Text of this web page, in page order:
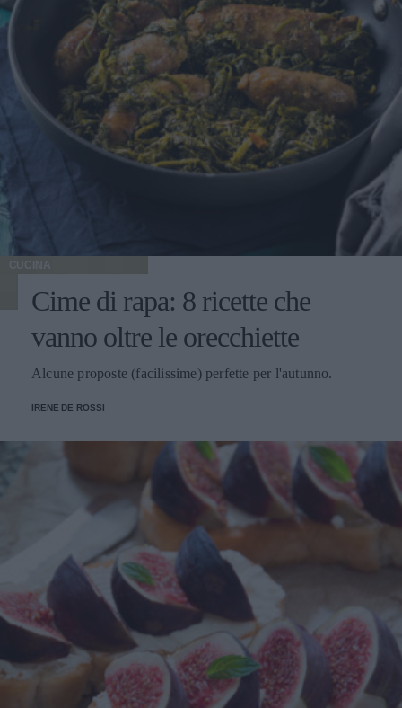
CUCINA
Cime di rapa: 8 ricette che
vanno oltre le orecchiette
Alcune proposte (facilissime) perfette per l'autunno.
IRENE DE ROSSI